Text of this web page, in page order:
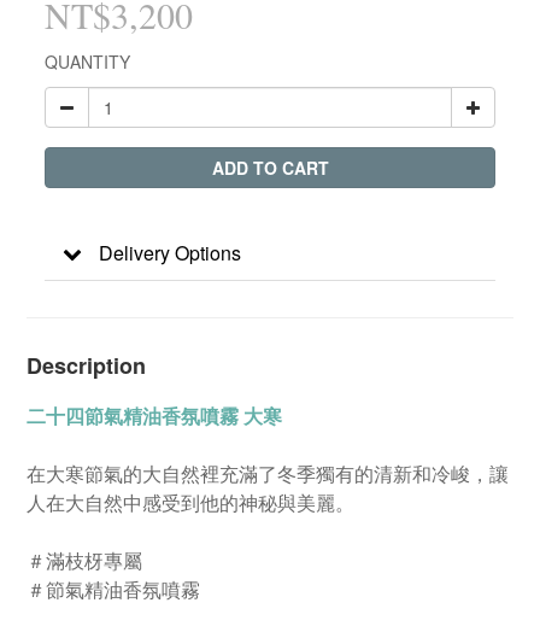
NT$3,200
QUANTITY
ADD TO CART
Delivery Options
Description
二十四節氣精油香氛噴霧 大寒
在大寒節氣的大自然裡充滿了冬季獨有的清新和冷峻，讓
人在大自然中感受到他的神秘與美麗。
＃滿枝枒專屬
＃節氣精油香氛噴霧